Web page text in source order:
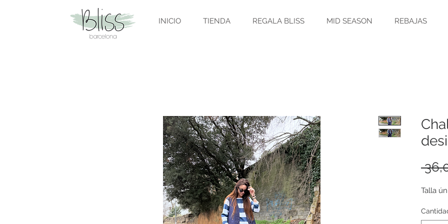
INICIO TIENDA REGALA BLISS MID SEASON REBAJAS
Talla